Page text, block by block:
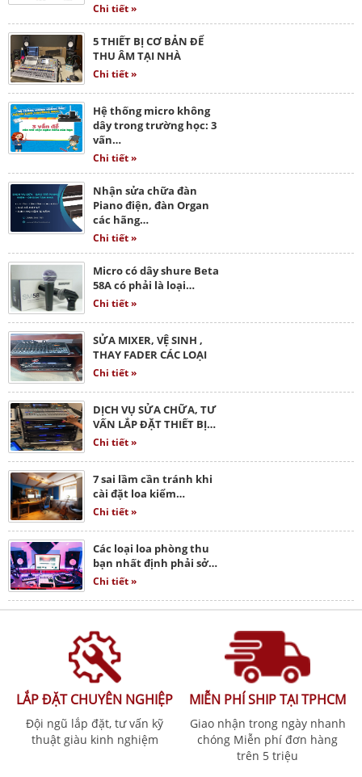
Chi tiết »
5 THIẾT BỊ CƠ BẢN ĐỂ
THU ÂM TẠI NHÀ
Chi tiết »
Hệ thống micro không
dây trong trường học: 3
vấn…
Chi tiết »
Nhận sửa chữa đàn
Piano điện, đàn Organ
các hãng…
Chi tiết »
Micro có dây shure Beta
58A có phải là loại…
Chi tiết »
SỬA MIXER, VỆ SINH ,
THAY FADER CÁC LOẠI
Chi tiết »
DỊCH VỤ SỬA CHỮA, TƯ
VẤN LẮP ĐẶT THIẾT BỊ…
Chi tiết »
7 sai lầm cần tránh khi
cài đặt loa kiểm…
Chi tiết »
Các loại loa phòng thu
bạn nhất định phải sở…
Chi tiết »
LẮP ĐẶT CHUYÊN NGHIỆP
Đội ngũ lắp đặt, tư vấn kỹ
thuật giàu kinh nghiệm
MIỄN PHÍ SHIP TẠI TPHCM
Giao nhận trong ngày nhanh
chóng Miễn phí đơn hàng
trên 5 triệu